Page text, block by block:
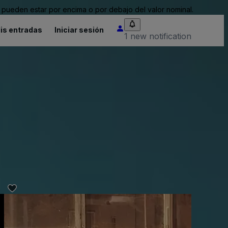
estar por encima o por debajo del valor nominal.
entradas Iniciar sesión
1 new notification